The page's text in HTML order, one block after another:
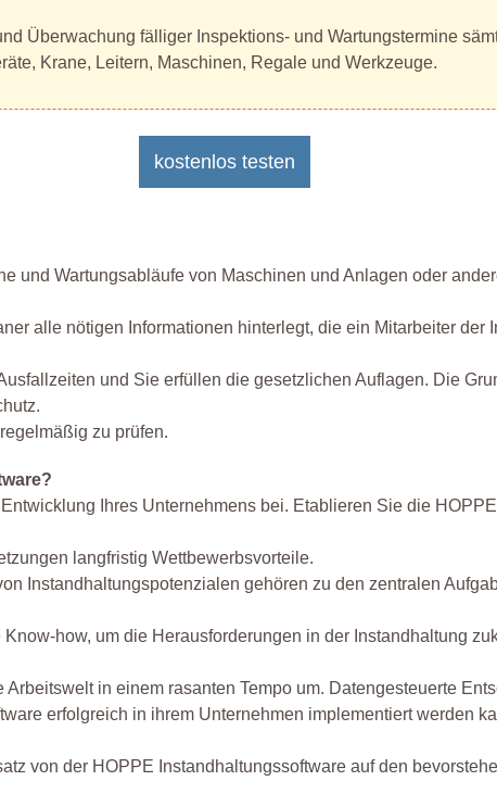
Überwachung fälliger Inspektions- und Wartungstermine
Krane, Leitern, Maschinen, Regale und Werkzeuge.
kostenlos testen
und Wartungsabläufe von Maschinen und Anlagen oder
alle nötigen Informationen hinterlegt, die ein Mitarbeiter der
und Sie erfüllen die gesetzlichen Auflagen. Die
zu prüfen.
Ihres Unternehmens bei. Etablieren Sie die
langfristig Wettbewerbsvorteile.
Instandhaltungspotenzialen gehören zu den zentralen
how, um die Herausforderungen in der Instandhaltung
in einem rasanten Tempo um. Datengesteuerte
erfolgreich in ihrem Unternehmen implementiert werden
von der HOPPE Instandhaltungssoftware auf den